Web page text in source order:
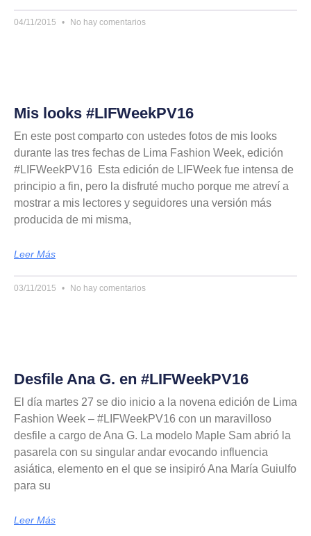
04/11/2015 No hay comentarios
Mis looks #LIFWeekPV16
En este post comparto con ustedes fotos de mis looks
durante las tres fechas de Lima Fashion Week, edición
#LIFWeekPV16 Esta edición de LIFWeek fue intensa de
principio a fin, pero la disfruté mucho porque me atreví a
mostrar a mis lectores y seguidores una versión más
producida de mi misma,
Leer Más
03/11/2015 No hay comentarios
Desfile Ana G. en #LIFWeekPV16
El día martes 27 se dio inicio a la novena edición de Lima
Fashion Week – #LIFWeekPV16 con un maravilloso
desfile a cargo de Ana G. La modelo Maple Sam abrió la
pasarela con su singular andar evocando influencia
asiática, elemento en el que se insipiró Ana María Guiulfo
para su
Leer Más